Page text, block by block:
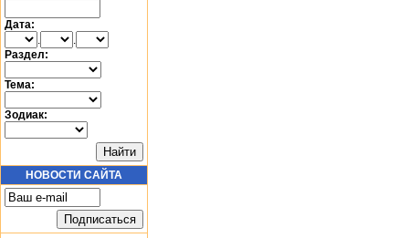
Дата:
.
.
Раздел:
Тема:
Зодиак:
НОВОСТИ САЙТА